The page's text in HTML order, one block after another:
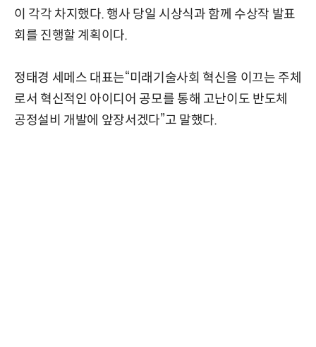
이 각각 차지했다. 행사 당일 시상식과 함께 수상작 발표
회를 진행할 계획이다.
정태경 세메스 대표는“미래기술사회 혁신을 이끄는 주체
로서 혁신적인 아이디어 공모를 통해 고난이도 반도체
공정설비 개발에 앞장서겠다”고 말했다.